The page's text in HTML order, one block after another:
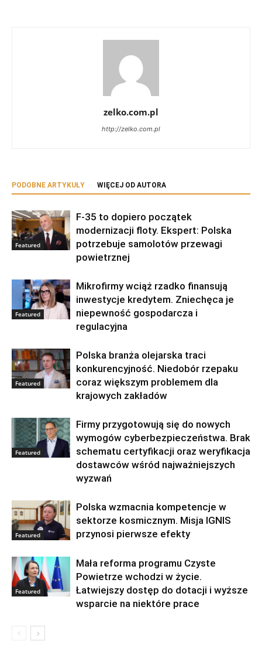
zelko.com.pl
http://zelko.com.pl
PODOBNE ARTYKUŁY WIĘCEJ OD AUTORA
Featured
F-35 to dopiero początek
modernizacji floty. Ekspert: Polska
potrzebuje samolotów przewagi
powietrznej
Featured
Mikrofirmy wciąż rzadko finansują
inwestycje kredytem. Zniechęca je
niepewność gospodarcza i
regulacyjna
Featured
Polska branża olejarska traci
konkurencyjność. Niedobór rzepaku
coraz większym problemem dla
krajowych zakładów
Featured
Firmy przygotowują się do nowych
wymogów cyberbezpieczeństwa. Brak
schematu certyfikacji oraz weryfikacja
dostawców wśród najważniejszych
wyzwań
Featured
Polska wzmacnia kompetencje w
sektorze kosmicznym. Misja IGNIS
przynosi pierwsze efekty
Featured
Mała reforma programu Czyste
Powietrze wchodzi w życie.
Łatwiejszy dostęp do dotacji i wyższe
wsparcie na niektóre prace